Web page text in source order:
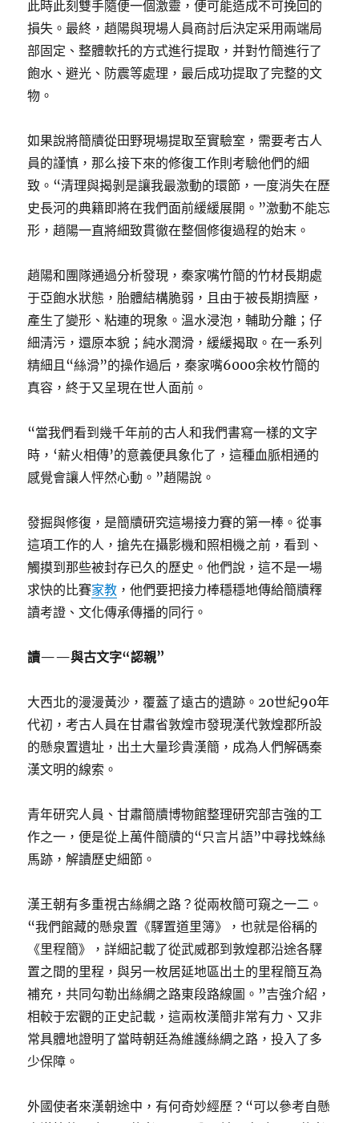
此時此刻雙手隨便一個激靈，便可能造成不可挽回的
損失。最終，趙陽與現場人員商討后決定采用兩端局
部固定、整體軟托的方式進行提取，并對竹簡進行了
飽水、避光、防震等處理，最后成功提取了完整的文
物。
如果說將簡牘從田野現場提取至實驗室，需要考古人
員的謹慎，那么接下來的修復工作則考驗他們的細
致。“清理與揭剝是讓我最激動的環節，一度消失在歷
史長河的典籍即將在我們面前緩緩展開。”激動不能忘
形，趙陽一直將細致貫徹在整個修復過程的始末。
趙陽和團隊通過分析發現，秦家嘴竹簡的竹材長期處
于亞飽水狀態，胎體結構脆弱，且由于被長期擠壓，
產生了變形、粘連的現象。溫水浸泡，輔助分離；仔
細清污，還原本貌；純水潤滑，緩緩揭取。在一系列
精細且“絲滑”的操作過后，秦家嘴6000余枚竹簡的
真容，終于又呈現在世人面前。
“當我們看到幾千年前的古人和我們書寫一樣的文字
時，‘薪火相傳’的意義便具象化了，這種血脈相通的
感覺會讓人怦然心動。”趙陽說。
發掘與修復，是簡牘研究這場接力賽的第一棒。從事
這項工作的人，搶先在攝影機和照相機之前，看到、
觸摸到那些被封存已久的歷史。他們說，這不是一場
求快的比賽家教 ，他們要把接力棒穩穩地傳給簡牘釋
讀考證、文化傳承傳播的同行。
讀——與古文字“認親”
大西北的漫漫黃沙，覆蓋了遠古的遺跡。20世紀90年
代初，考古人員在甘肅省敦煌市發現漢代敦煌郡所設
的懸泉置遺址，出土大量珍貴漢簡，成為人們解碼秦
漢文明的線索。
青年研究人員、甘肅簡牘博物館整理研究部吉強的工
作之一，便是從上萬件簡牘的“只言片語”中尋找蛛絲
馬跡，解讀歷史細節。
漢王朝有多重視古絲綢之路？從兩枚簡可窺之一二。
“我們館藏的懸泉置《驛置道里簿》，也就是俗稱的
《里程簡》，詳細記載了從武威郡到敦煌郡沿途各驛
置之間的里程，與另一枚居延地區出土的里程簡互為
補充，共同勾勒出絲綢之路東段路線圖。”吉強介紹，
相較于宏觀的正史記載，這兩枚漢簡非常有力、又非
常具體地證明了當時朝廷為維護絲綢之路，投入了多
少保障。
外國使者來漢朝途中，有何奇妙經歷？“可以參考自懸